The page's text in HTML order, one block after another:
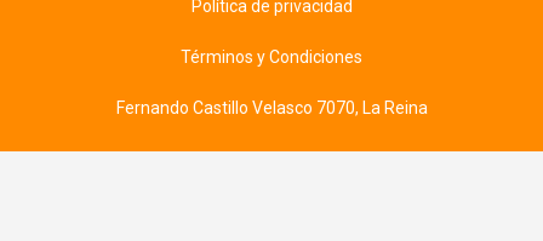
Política de privacidad
Términos y Condiciones
Fernando Castillo Velasco 7070, La Reina